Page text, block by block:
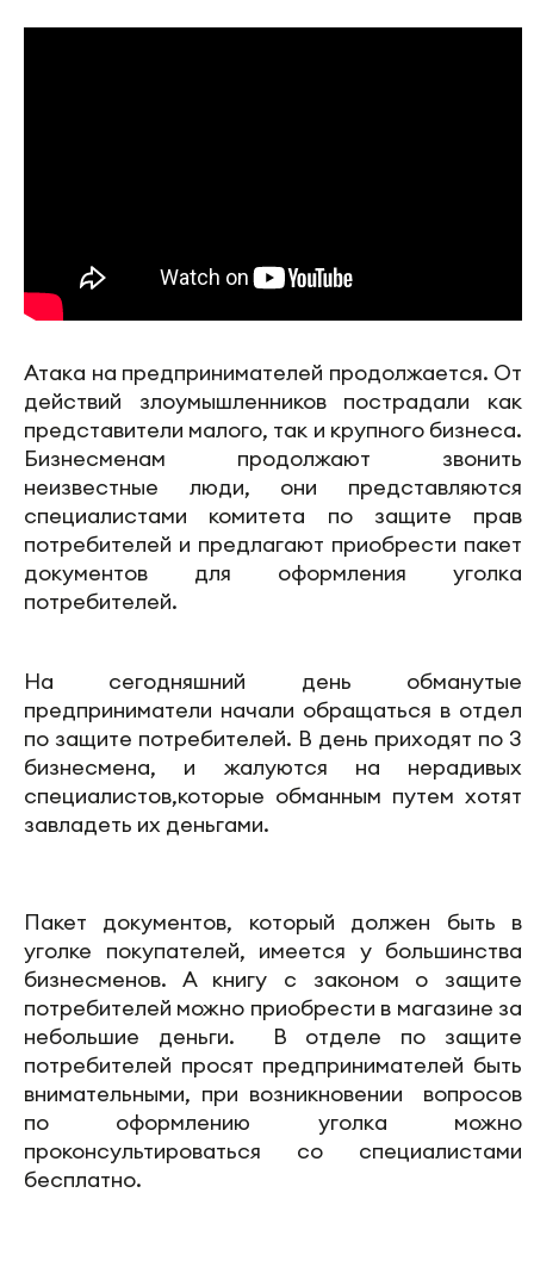
Атака на предпринимателей продолжается. От
действий злоумышленников пострадали как
представители малого, так и крупного бизнеса.
Бизнесменам продолжают звонить
неизвестные люди, они представляются
специалистами комитета по защите прав
потребителей и предлагают приобрести пакет
документов для оформления уголка
потребителей.
На сегодняшний день обманутые
предприниматели начали обращаться в отдел
по защите потребителей. В день приходят по 3
бизнесмена, и жалуются на нерадивых
специалистов,которые обманным путем хотят
завладеть их деньгами.
Пакет документов, который должен быть в
уголке покупателей, имеется у большинства
бизнесменов. А книгу с законом о защите
потребителей можно приобрести в магазине за
небольшие деньги. В отделе по защите
потребителей просят предпринимателей быть
внимательными, при возникновении вопросов
по оформлению уголка можно
проконсультироваться со специалистами
бесплатно.